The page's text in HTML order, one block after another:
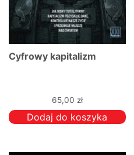
Cyfrowy kapitalizm
65,00 zł
Dodaj do koszyka